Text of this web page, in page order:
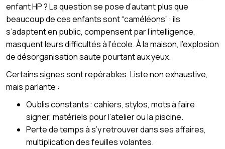
enfant HP ? La question se pose d’autant plus que
beaucoup de ces enfants sont “caméléons” : ils
s’adaptent en public, compensent par l’intelligence,
masquent leurs difficultés à l’école. À la maison, l’explosion
de désorganisation saute pourtant aux yeux.
Certains signes sont repérables. Liste non exhaustive,
mais parlante :
Oublis constants : cahiers, stylos, mots à faire
signer, matériels pour l’atelier ou la piscine.
Perte de temps à s’y retrouver dans ses affaires,
multiplication des feuilles volantes.